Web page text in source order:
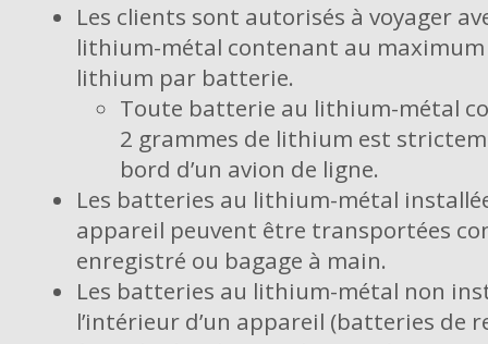
Les clients sont autorisés à voyager
lithium-métal contenant au maximum
lithium par batterie.
Toute batterie au lithium-métal
2 grammes de lithium est
bord d’un avion de ligne.
Les batteries au lithium-métal
appareil peuvent être transportées
enregistré ou bagage à main.
Les batteries au lithium-métal non
l’intérieur d’un appareil (batteries de